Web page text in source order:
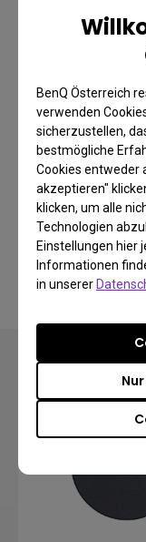
BenQ Österreich
verwenden
sicherzustellen,
bestmögliche
Cookies entweder
akzeptieren"
klicken, um alle
Technologien
Einstellungen hier
Informationen
in unserer
Einfache
(Webcam-